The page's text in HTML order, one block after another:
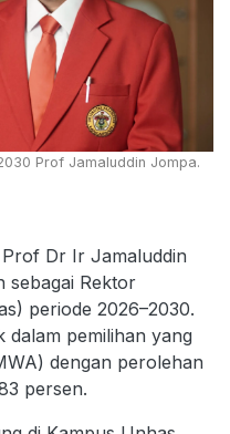
Prof Jamaluddin Jompa.
Dr Ir Jamaluddin
sebagai Rektor
periode 2026–2030.
dalam pemilihan yang
dengan perolehan
persen.